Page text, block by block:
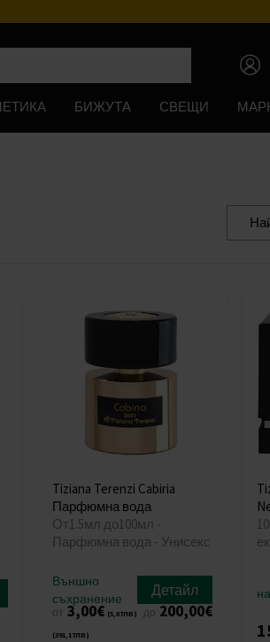
Програма за
БИЖУТА СВЕЩИ
Tiziana Terenzi Cabiria
Парфюмна вода
От1.5мл до100мл -
Парфюмна вода - Унисекс
Външно
съхранение
Детайл
от 3,00€ (5,87лв) до 200,00€
(391,17лв)